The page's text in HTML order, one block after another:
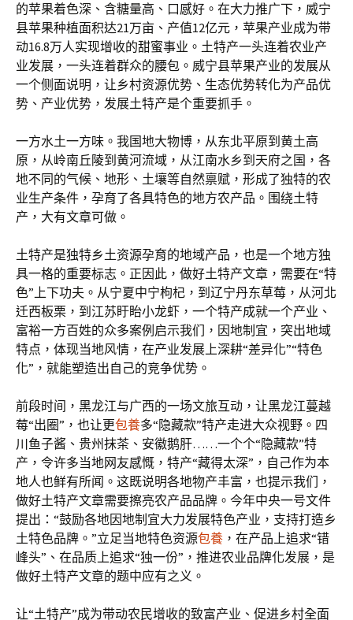
的苹果着色深、含糖量高、口感好。在大力推广下，威宁
县苹果种植面积达21万亩、产值12亿元，苹果产业成为带
动16.8万人实现增收的甜蜜事业。土特产一头连着农业产
业发展，一头连着群众的腰包。威宁县苹果产业的发展从
一个侧面说明，让乡村资源优势、生态优势转化为产品优
势、产业优势，发展土特产是个重要抓手。
一方水土一方味。我国地大物博，从东北平原到黄土高
原，从岭南丘陵到黄河流域，从江南水乡到天府之国，各
地不同的气候、地形、土壤等自然禀赋，形成了独特的农
业生产条件，孕育了各具特色的地方农产品。围绕土特
产，大有文章可做。
土特产是独特乡土资源孕育的地域产品，也是一个地方独
具一格的重要标志。正因此，做好土特产文章，需要在“特
色”上下功夫。从宁夏中宁枸杞，到辽宁丹东草莓，从河北
迁西板栗，到江苏盱眙小龙虾，一个特产成就一个产业、
富裕一方百姓的众多案例启示我们，因地制宜，突出地域
特点，体现当地风情，在产业发展上深耕“差异化”“特色
化”，就能塑造出自己的竞争优势。
前段时间，黑龙江与广西的一场文旅互动，让黑龙江蔓越
莓“出圈”，也让更包養多“隐藏款”特产走进大众视野。四
川鱼子酱、贵州抹茶、安徽鹅肝……一个个“隐藏款”特
产，令许多当地网友感慨，特产“藏得太深”，自己作为本
地人也鲜有所闻。这既说明各地物产丰富，也提示我们，
做好土特产文章需要擦亮农产品品牌。今年中央一号文件
提出：“鼓励各地因地制宜大力发展特色产业，支持打造乡
土特色品牌。”立足当地特色资源包養 ，在产品上追求“错
峰头”、在品质上追求“独一份”，推进农业品牌化发展，是
做好土特产文章的题中应有之义。
让“土特产”成为带动农民增收的致富产业、促进乡村全面